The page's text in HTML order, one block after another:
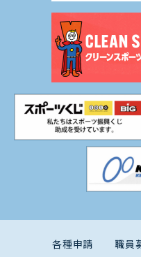
各種申請 職員